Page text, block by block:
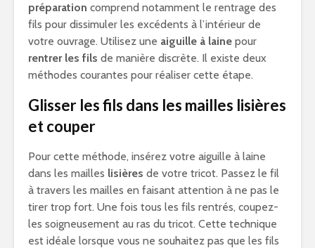
préparation comprend notamment le rentrage des
fils pour dissimuler les excédents à l’intérieur de
votre ouvrage. Utilisez une aiguille à laine pour
rentrer les fils de manière discrète. Il existe deux
méthodes courantes pour réaliser cette étape.
Glisser les fils dans les mailles lisières
et couper
Pour cette méthode, insérez votre aiguille à laine
dans les mailles lisières de votre tricot. Passez le fil
à travers les mailles en faisant attention à ne pas le
tirer trop fort. Une fois tous les fils rentrés, coupez-
les soigneusement au ras du tricot. Cette technique
est idéale lorsque vous ne souhaitez pas que les fils